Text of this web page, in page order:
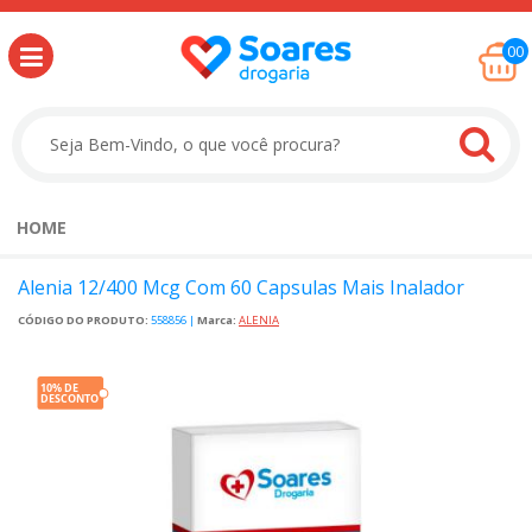
00
HOME
Alenia 12/400 Mcg Com 60 Capsulas Mais Inalador
CÓDIGO DO PRODUTO: 558856 | Marca: ALENIA